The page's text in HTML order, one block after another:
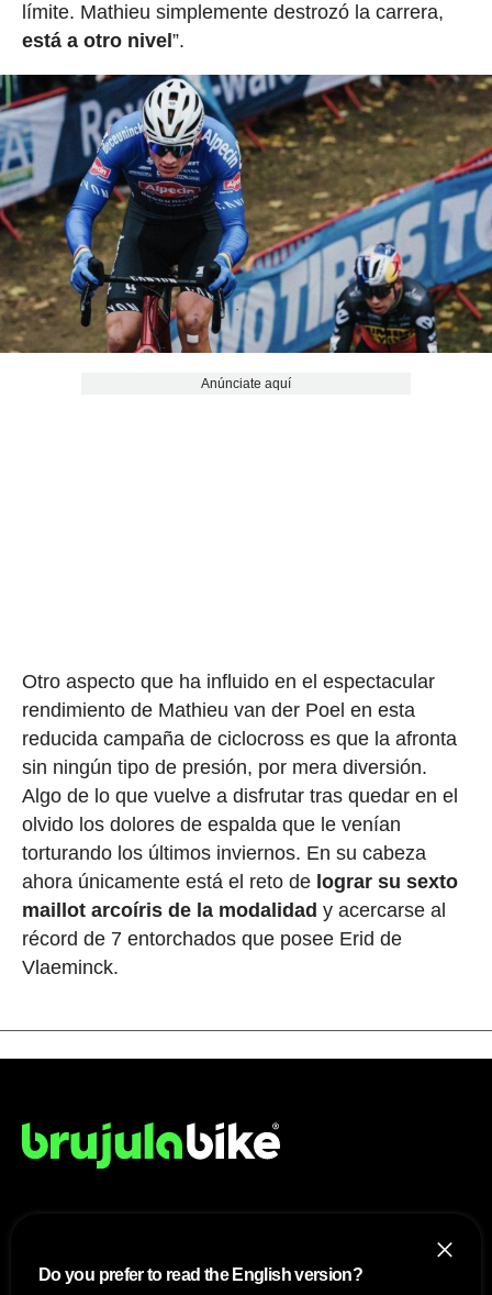
límite. Mathieu simplemente destrozó la carrera,
está a otro nivel ”.
Anúnciate aquí
Otro aspecto que ha influido en el espectacular
rendimiento de Mathieu van der Poel en esta
reducida campaña de ciclocross es que la afronta
sin ningún tipo de presión, por mera diversión.
Algo de lo que vuelve a disfrutar tras quedar en el
olvido los dolores de espalda que le venían
torturando los últimos inviernos. En su cabeza
ahora únicamente está el reto de lograr su sexto
maillot arcoíris de la modalidad y acercarse al
récord de 7 entorchados que posee Erid de
Vlaeminck.
Mapa del sitio
Do you prefer to read the English version?